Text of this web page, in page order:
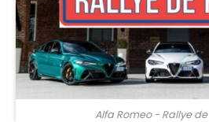
Alfa Romeo - Rallye de